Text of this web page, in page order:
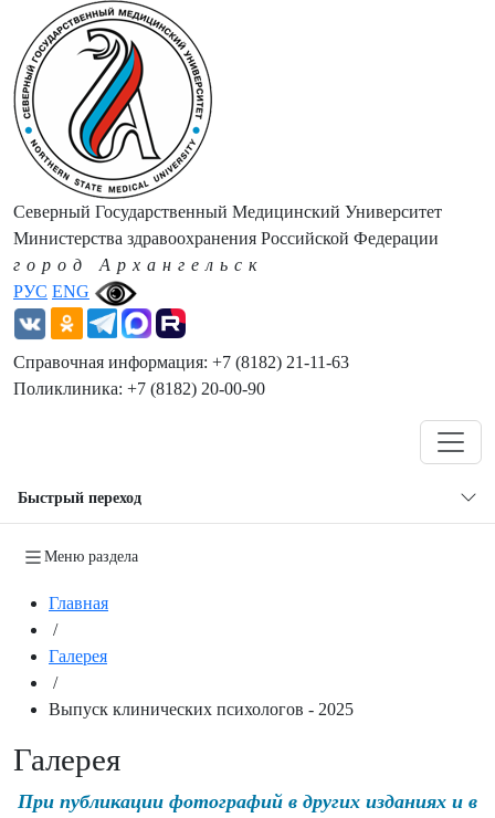
РУС ENG
Северный Государственный Медицинский Университет
Министерства здравоохранения Российской Федерации
город Архангельск
Справочная информация: +7 (8182) 21-11-63
Поликлиника: +7 (8182) 20-00-90
Быстрый переход
Меню раздела
Главная
/
Галерея
/
Выпуск клинических психологов - 2025
Галерея
При публикации фотографий в других изданиях и в